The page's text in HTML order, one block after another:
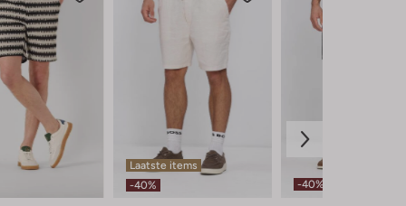
Laatste items
-40%
-40%